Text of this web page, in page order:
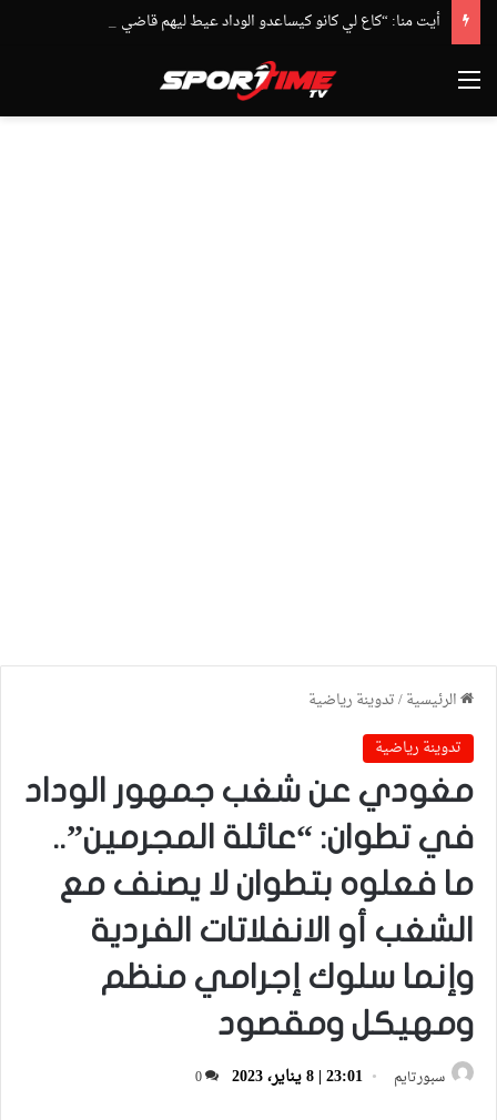
القائمة
الرئيسية/تدوينة رياضية
تدوينة رياضية
مغودي عن شغب جمهور الوداد
في تطوان: “عائلة المجرمين”..
ما فعلوه بتطوان لا يصنف مع
الشغب أو الانفلاتات الفردية
وإنما سلوك إجرامي منظم
ومهيكل ومقصود
سبورتايم 23:01 | 8 يناير، 2023 0